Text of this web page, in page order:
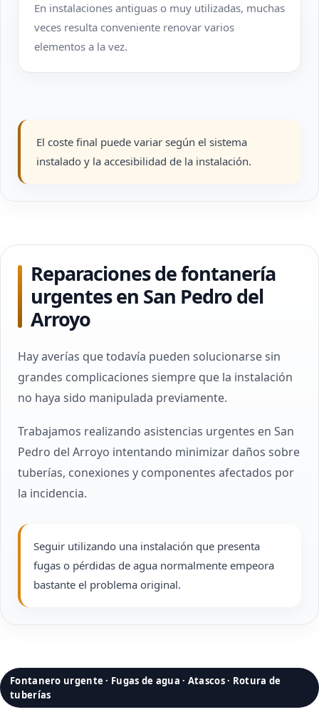
En instalaciones antiguas o muy utilizadas, muchas
veces resulta conveniente renovar varios
elementos a la vez.
El coste final puede variar según el sistema
instalado y la accesibilidad de la instalación.
Reparaciones de fontanería
urgentes en San Pedro del
Arroyo
Hay averías que todavía pueden solucionarse sin
grandes complicaciones siempre que la instalación
no haya sido manipulada previamente.
Trabajamos realizando asistencias urgentes en San
Pedro del Arroyo intentando minimizar daños sobre
tuberías, conexiones y componentes afectados por
la incidencia.
Seguir utilizando una instalación que presenta
fugas o pérdidas de agua normalmente empeora
bastante el problema original.
Fontanero urgente · Fugas de agua · Atascos · Rotura de
tuberías